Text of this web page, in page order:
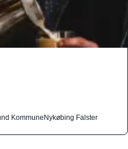
KommuneNykøbing Falster